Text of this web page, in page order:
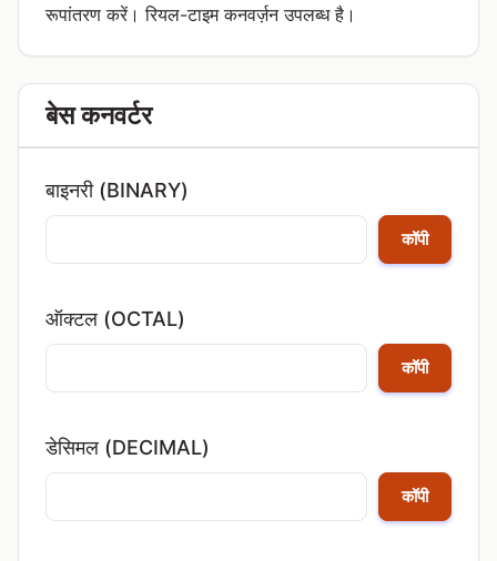
रूपांतरण करें। रियल-टाइम कनवर्ज़न उपलब्ध है।
बेस कनवर्टर
बाइनरी (BINARY)
कॉपी
ऑक्टल (OCTAL)
कॉपी
डेसिमल (DECIMAL)
कॉपी